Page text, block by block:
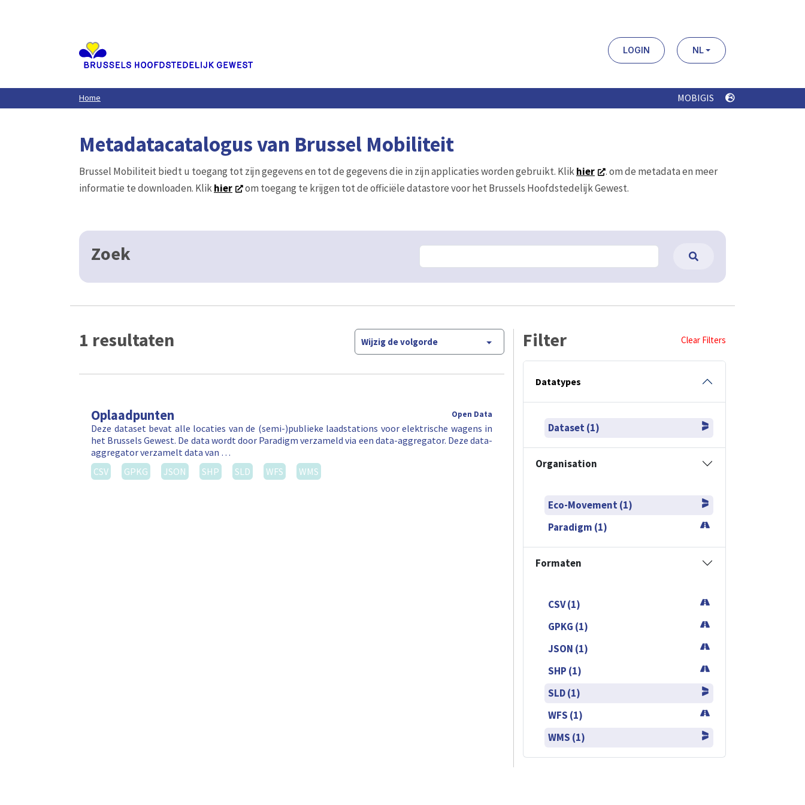
LOGIN NL
Home MOBIGIS
Metadatacatalogus van Brussel Mobiliteit
Brussel Mobiliteit biedt u toegang tot zijn gegevens en tot de gegevens die in zijn applicaties worden gebruikt. Klikhier
. om de metadata en meer
informatie te downloaden. Klikhier om toegang te krijgen tot de officiële datastore voor het Brussels Hoofdstedelijk Gewest.
Zoek
1 resultaten Wijzig de volgorde
Oplaadpunten Open Data
Deze dataset bevat alle locaties van de (semi-)publieke laadstations voor elektrische wagens in
het Brussels Gewest. De data wordt door Paradigm verzameld via een data-aggregator. Deze data-
aggregator verzamelt data van …
CSV
GPKG JSON SHP SLD WFS WMS
Filter Clear Filters
Datatypes
Dataset (1)
Organisation
Eco-Movement (1)
Paradigm (1)
Formaten
CSV (1)
GPKG (1)
JSON (1)
SHP (1)
SLD (1)
WFS (1)
WMS (1)